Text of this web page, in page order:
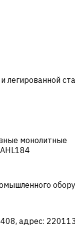
легированной
монолитные
AHL184
адрес: 220113